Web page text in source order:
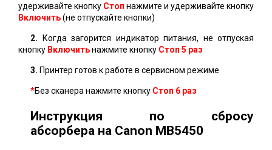
удерживайте кнопку Стоп нажмите и удерживайте кнопку
Включить(не отпускайте кнопки)
2. Когда загорится индикатор питания, не отпуская
кнопку Включитьнажмите кнопку Стоп 5 раз
3. Принтер готов к работе в сервисном режиме
*Без сканера нажмите кнопку Стоп 6 раз
Инструкция по сбросу
абсорбера на Canon MB5450